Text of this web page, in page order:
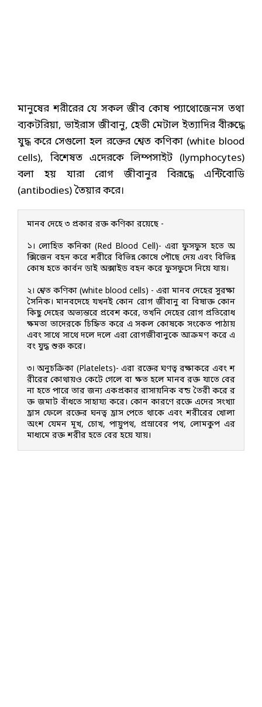
মানুষের শরীরের যে সকল জীব কোষ প্যাথোজেনস তথা
ব্যকটরিয়া, ভাইরাস জীবানু, হেভী মেটাল ইত্যাদির বীরুদ্ধে
যুদ্ধ করে সেগুলো হল রক্তের শ্বেত কণিকা (white blood
cells), বিশেষত এদেরকে লিম্পসাইট (lymphocytes)
বলা হয় যারা রোগ জীবানুর বিরূদ্ধে এন্টিবোডি
(antibodies) তৈয়ার করে।
মানব দেহে ৩ প্রকার রক্ত কণিকা রয়েছে -
১। লোহিত কনিকা (Red Blood Cell)- এরা ফুসফুস হতে অ
ক্সিজেন বহন করে শরীরে বিভিন্ন কোষে পৌছে দেয় এবং বিভিন্ন
কোষ হতে কার্বন ডাই অক্সাইড বহন করে ফুসফুসে নিয়ে যায়।
২। শ্বেত কণিকা (white blood cells) - এরা মানব দেহের সুরক্ষা
সৈনিক। মানবদেহে যখনই কোন রোগ জীবানু বা বিষাক্ত কোন
কিছু দেহের অভ্যন্তরে প্রবেশ করে, তখনি দেহের রোগ প্রতিরোধ
ক্ষমতা তাদেরকে চিহ্নিত করে এ সকল কোষকে সংকেত পাঠায়
এবং সাথে সাথে দলে দলে এরা রোগজীবানুকে আক্রমণ করে এ
বং যুদ্ধ শুরু করে।
৩। অনুচক্রিকা (Platelets)- এরা রক্তের ঘণত্ব রক্ষাকরে এবং শ
রীরের কোথায়ও কেটে গেলে বা ক্ষত হলে মানব রক্ত যাতে বের
না হতে পারে তার জন্য একপ্রকার রাসায়নিক বন্ড তৈরী করে র
ক্ত জমাট বাঁধতে সাহায্য করে। কোন কারণে রক্তে এদের সংখ্যা
হ্রাস ফেলে রক্তের ঘনত্ব হ্রাস পেতে থাকে এবং শরীরের খোলা
অংশ যেমন মূখ, চোখ, পায়ুপথ, প্রস্রাবের পথ, লোমকুপ এর
মাধ্যমে রক্ত শরীর হতে বের হয়ে যায়।